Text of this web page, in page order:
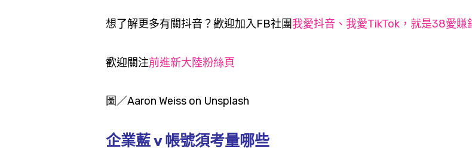
想了解更多有關抖音？歡迎加入FB社團我愛抖音、我愛TikTok，就是38愛賺
歡迎關注前進新大陸粉絲頁
圖／Aaron Weiss on Unsplash
企業藍 v 帳號須考量哪些